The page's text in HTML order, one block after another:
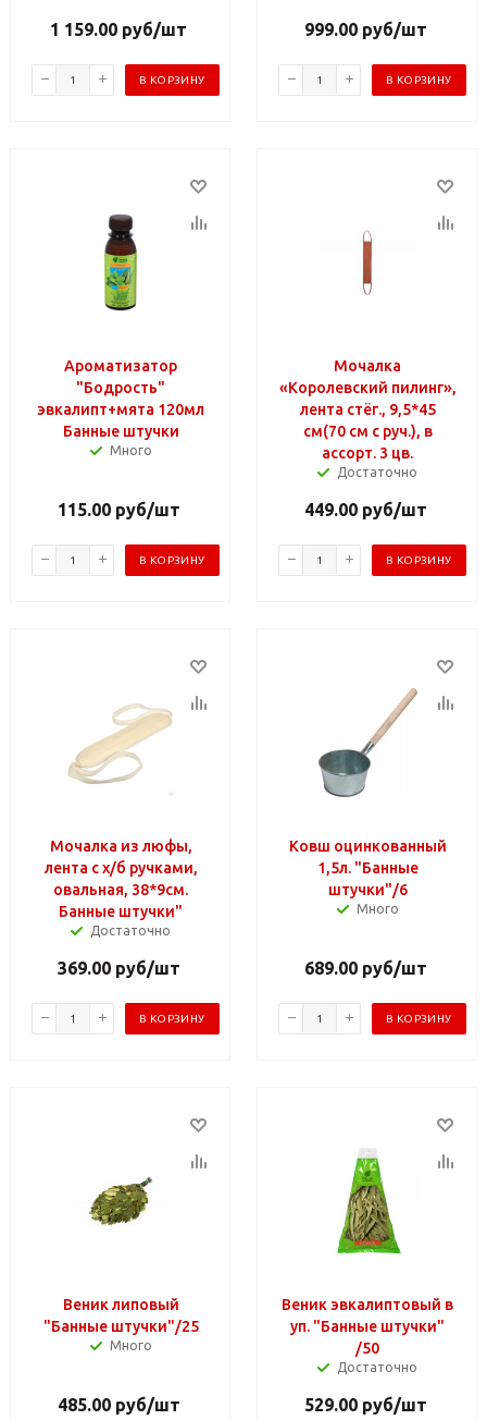
1 159.00 руб/шт
В КОРЗИНУ
999.00руб/шт
В КОРЗИНУ
Ароматизатор
"Бодрость"
эвкалипт+мята 120мл
Банные штучки
Много
115.00руб/шт
В КОРЗИНУ
Мочалка
«Королевский пилинг»,
лента стёг., 9,5*45
см(70 см с руч.), в
ассорт. 3 цв.
Достаточно
449.00руб/шт
В КОРЗИНУ
Мочалка из люфы,
лента с х/б ручками,
овальная, 38*9см.
Банные штучки"
Достаточно
369.00руб/шт
В КОРЗИНУ
Ковш оцинкованный
1,5л. "Банные
штучки"/6
Много
689.00руб/шт
В КОРЗИНУ
Веник липовый
"Банные штучки"/25
Много
485.00руб/шт
Веник эвкалиптовый в
уп. "Банные штучки"
/50
Достаточно
529.00руб/шт